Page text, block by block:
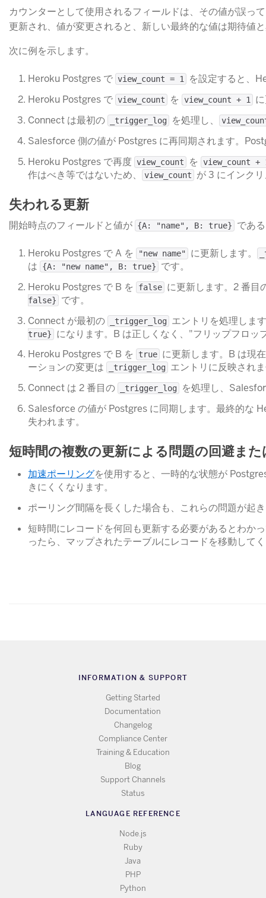
カウンターとして使用されるフィールドは、その値が誤っ
更新され、値が変更されると、新しい最終的な値は期待値
次に例を示します。
Heroku Postgres で view_count = 1
を設定すると、
Heroku Postgres で view_count ​ を view_count + 1
Connect は最初の
_trigger_log ​ を処理し、
Salesforce 側の値が Postgres に再同期されます。
Heroku Postgres で再度 view_count ​ を view_count +
作はべき等ではないため、 view_count が 3 にインク
失われる更新
開始時点のフィールドと値が {A: "name", B: true} であ
Heroku Postgres で A を "new name" ​ に更新します。
は {A: "new name", B: true}
​ です。
Heroku Postgres で B を
false に更新します。2 番目
false}
​ です。
Connect が最初の
_trigger_log エントリを処理しま
true}
になります。B は正しくなく、"フリップフロ
Heroku Postgres で B を
true
に更新します。B は現
ーションの変更は
_trigger_log
エントリに反映され
Connect は 2 番目の
_trigger_log
を処理し、
Salesforce の値が Postgres に同期します。最終的な
失われます。
短時間の複数の更新による問題の回避また
加速ポーリングを使用すると、一時的な状態が
きにくくなります。
ポーリング間隔を長くした場合も、これらの問題が起
短時間にレコードを何回も更新する必要があるとわか
ったら、マップされたテーブルにレコードを移動して
INFORMATION & SUPPORT
Getting Started
Documentation
Changelog
Compliance Center
Training & Education
Blog
Support Channels
Status
LANGUAGE REFERENCE
Node.js
Ruby
Java
PHP
Python